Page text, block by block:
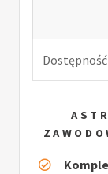
Dostępność